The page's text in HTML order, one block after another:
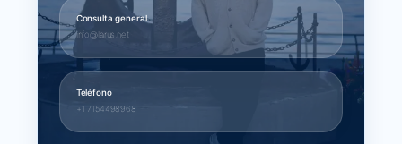
Consulta general
info@larus.net
Teléfono
+1 7154498968